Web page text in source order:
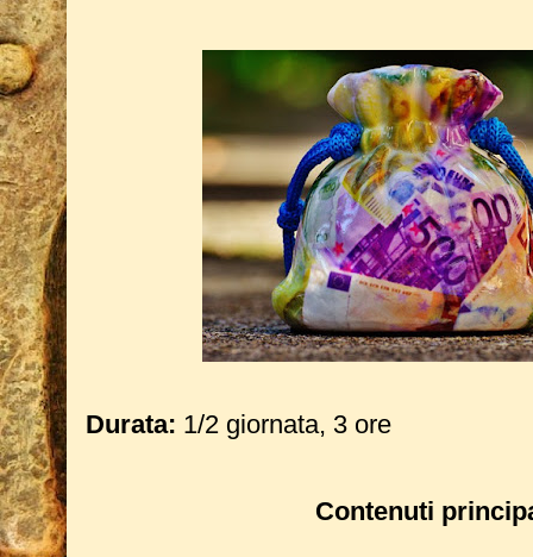
Durata: 1/2 giornata, 3 ore
Contenuti